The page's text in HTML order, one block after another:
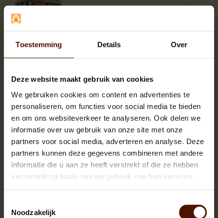
Toestemming Details Over
Deze website maakt gebruik van cookies
We gebruiken cookies om content en advertenties te
personaliseren, om functies voor social media te bieden
en om ons websiteverkeer te analyseren. Ook delen we
informatie over uw gebruik van onze site met onze
partners voor social media, adverteren en analyse. Deze
partners kunnen deze gegevens combineren met andere
informatie die u aan ze heeft verstrekt of die ze hebben
verzameld op basis van uw gebruik van hun services.
Noodzakelijk
Aantal
Je bespaart
2
2%
3 of meer
4%
OMSCHRIJVING
SPECIFICATIES
brandt, niet "spat" en zeer geschikt is voor kleinere haarden en